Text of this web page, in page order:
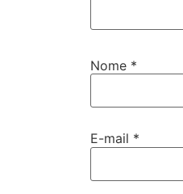
Nome *
E-mail *